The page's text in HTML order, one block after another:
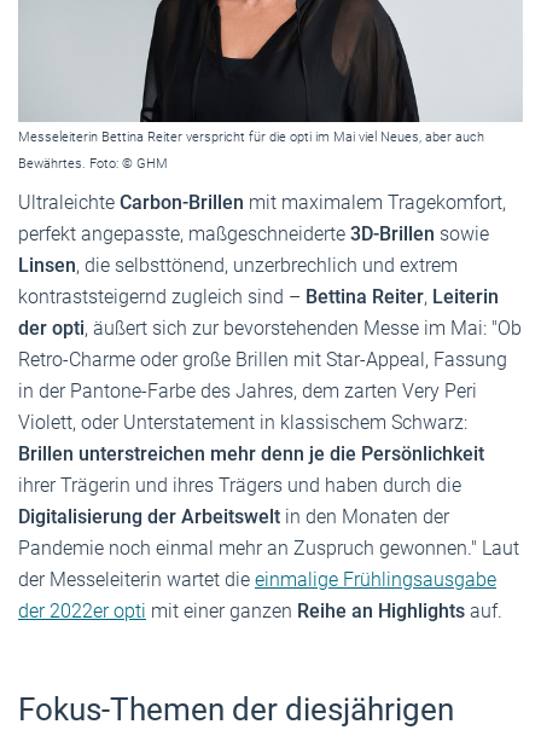
Messeleiterin Bettina Reiter verspricht für die opti im Mai viel Neues, aber auch
Bewährtes. Foto: © GHM
Ultraleichte Carbon-Brillen mit maximalem Tragekomfort,
perfekt angepasste, maßgeschneiderte 3D-Brillen sowie
Linsen, die selbsttönend, unzerbrechlich und extrem
kontraststeigernd zugleich sind – Bettina Reiter, Leiterin
der opti, äußert sich zur bevorstehenden Messe im Mai: "Ob
Retro-Charme oder große Brillen mit Star-Appeal, Fassung
in der Pantone-Farbe des Jahres, dem zarten Very Peri
Violett, oder Unterstatement in klassischem Schwarz:
Brillen unterstreichen mehr denn je die Persönlichkeit
ihrer Trägerin und ihres Trägers und haben durch die
Digitalisierung der Arbeitswelt in den Monaten der
Pandemie noch einmal mehr an Zuspruch gewonnen." Laut
der Messeleiterin wartet die einmalige Frühlingsausgabe
der 2022er opti mit einer ganzen Reihe an Highlights auf.
Fokus-Themen der diesjährigen